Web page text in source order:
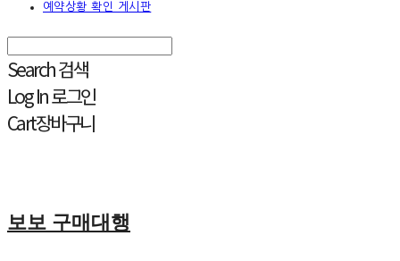
예약상황 확인 게시판
Search검색
Log In로그인
Cart장바구니
보보 구매대행